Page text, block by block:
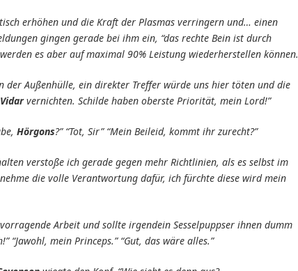
erhöhen und die Kraft der Plasmas verringern und… einen
gingen gerade bei ihm ein, “das rechte Bein ist durch
es aber auf maximal 90% Leistung wiederherstellen können.
der Außenhülle, ein direkter Treffer würde uns hier töten und die
Vidarvernichten. Schilde haben oberste Priorität, mein Lord!”
Hörgons?” “Tot, Sir” “Mein Beileid, kommt ihr zurecht?”
verstoße ich gerade gegen mehr Richtlinien, als es selbst im
die volle Verantwortung dafür, ich fürchte diese wird mein
Arbeit und sollte irgendein Sesselpuppser ihnen dumm
“Jawohl, mein Princeps.” “Gut, das wäre alles.”